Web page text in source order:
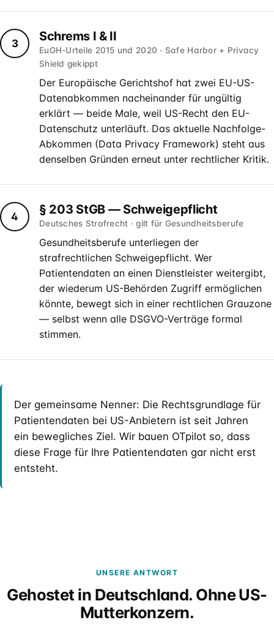
3 Schrems I & II
EuGH-Urteile 2015 und 2020 · Safe Harbor + Privacy
Shield gekippt
Der Europäische Gerichtshof hat zwei EU-US-
Datenabkommen nacheinander für ungültig
erklärt — beide Male, weil US-Recht den EU-
Datenschutz unterläuft. Das aktuelle Nachfolge-
Abkommen (Data Privacy Framework) steht aus
denselben Gründen erneut unter rechtlicher Kritik.
4 § 203 StGB — Schweigepflicht
Deutsches Strafrecht · gilt für Gesundheitsberufe
Gesundheitsberufe unterliegen der
strafrechtlichen Schweigepflicht. Wer
Patientendaten an einen Dienstleister weitergibt,
der wiederum US-Behörden Zugriff ermöglichen
könnte, bewegt sich in einer rechtlichen Grauzone
— selbst wenn alle DSGVO-Verträge formal
stimmen.
Der gemeinsame Nenner: Die Rechtsgrundlage für
Patientendaten bei US-Anbietern ist seit Jahren
ein bewegliches Ziel. Wir bauen OTpilot so, dass
diese Frage für Ihre Patientendaten gar nicht erst
entsteht.
UNSERE ANTWORT
Gehostet in Deutschland. Ohne US-
Mutterkonzern.